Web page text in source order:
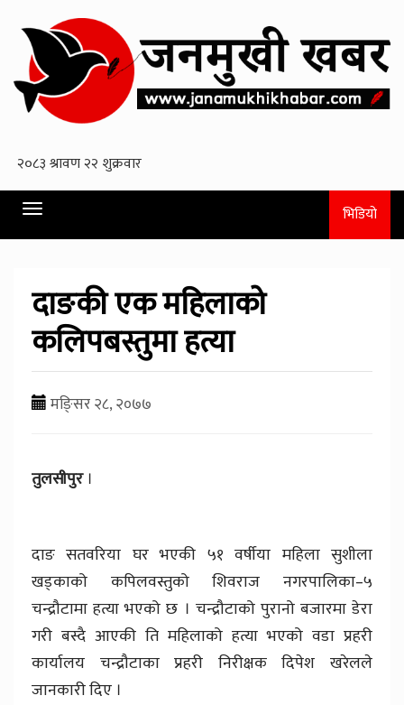
Toggle
navigation
भिडियो
दाङकी एक महिलाको
कलिपबस्तुमा हत्या
मङि्सर २८, २०७७
तुलसीपुर।
दाङ सतवरिया घर भएकी ५१ वर्षीया महिला सुशीला
खड्काको कपिलवस्तुको शिवराज नगरपालिका–५
चन्द्रौटामा हत्या भएको छ । चन्द्रौटाको पुरानो बजारमा डेरा
गरी बस्दै आएकी ति महिलाको हत्या भएको वडा प्रहरी
कार्यालय चन्द्रौटाका प्रहरी निरीक्षक दिपेश खरेलले
जानकारी दिए ।